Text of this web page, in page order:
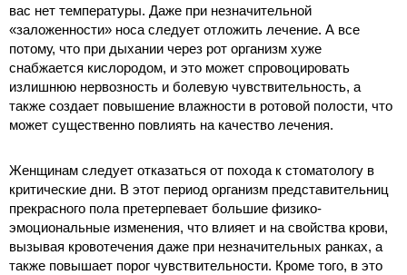
вас нет температуры. Даже при незначительной
«заложенности» носа следует отложить лечение. А все
потому, что при дыхании через рот организм хуже
снабжается кислородом, и это может спровоцировать
излишнюю нервозность и болевую чувствительность, а
также создает повышение влажности в ротовой полости, что
может существенно повлиять на качество лечения.
Женщинам следует отказаться от похода к стоматологу в
критические дни. В этот период организм представительниц
прекрасного пола претерпевает большие физико-
эмоциональные изменения, что влияет и на свойства крови,
вызывая кровотечения даже при незначительных ранках, а
также повышает порог чувствительности. Кроме того, в это